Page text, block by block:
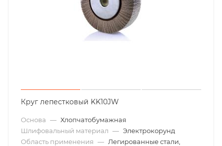
Круг лепестковый KK10JW
Основа — Хлопчатобумажная
Шлифовальный материал — Электрокорунд
Область применения — Легированные стали,